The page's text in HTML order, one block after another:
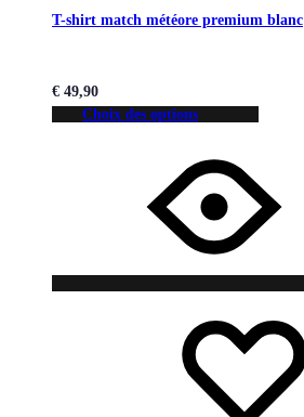
T-shirt match météore premium blanc
€ 49,90
Choix des options